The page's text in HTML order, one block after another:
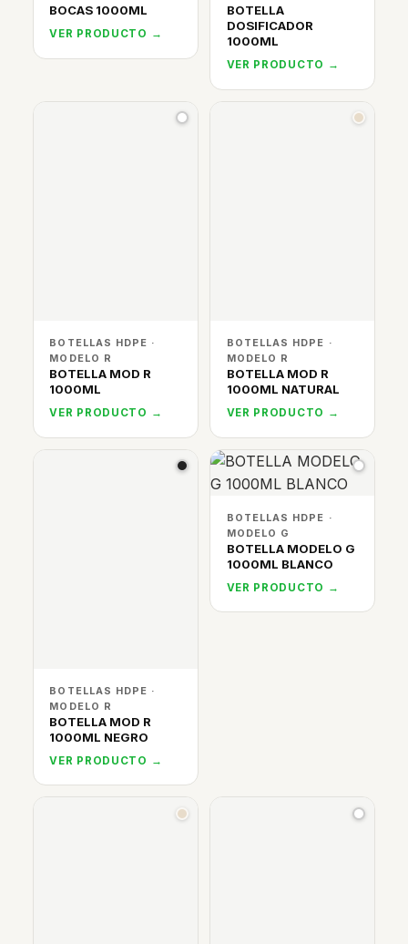
BOCAS 1000ML
VER PRODUCTO →
BOTELLA
DOSIFICADOR
1000ML
VER PRODUCTO →
BOTELLAS HDPE ·
MODELO R
BOTELLA MOD R
1000ML
VER PRODUCTO →
BOTELLAS HDPE ·
MODELO R
BOTELLA MOD R
1000ML NATURAL
VER PRODUCTO →
BOTELLAS HDPE ·
MODELO R
BOTELLA MOD R
1000ML NEGRO
VER PRODUCTO →
BOTELLAS HDPE ·
MODELO G
BOTELLA MODELO G
1000ML BLANCO
VER PRODUCTO →